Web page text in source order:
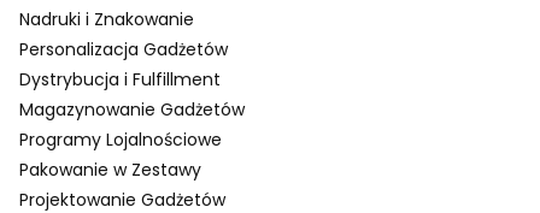
Nadruki i Znakowanie
Personalizacja Gadżetów
Dystrybucja i Fulfillment
Magazynowanie Gadżetów
Programy Lojalnościowe
Pakowanie w Zestawy
Projektowanie Gadżetów